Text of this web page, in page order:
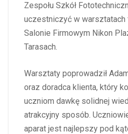
Zespołu Szkół
uczestniczyć w
Salonie Firmowym Nikon
Tarasach.
Warsztaty poprowadził
oraz doradca klienta, który
uczniom dawkę solidnej
atrakcyjny sposób.
aparat jest najlepszy pod